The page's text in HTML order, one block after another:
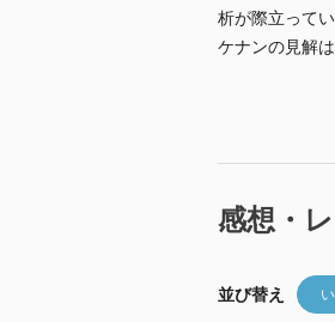
析が際立って
ケナンの見解は
感想・
並び替え